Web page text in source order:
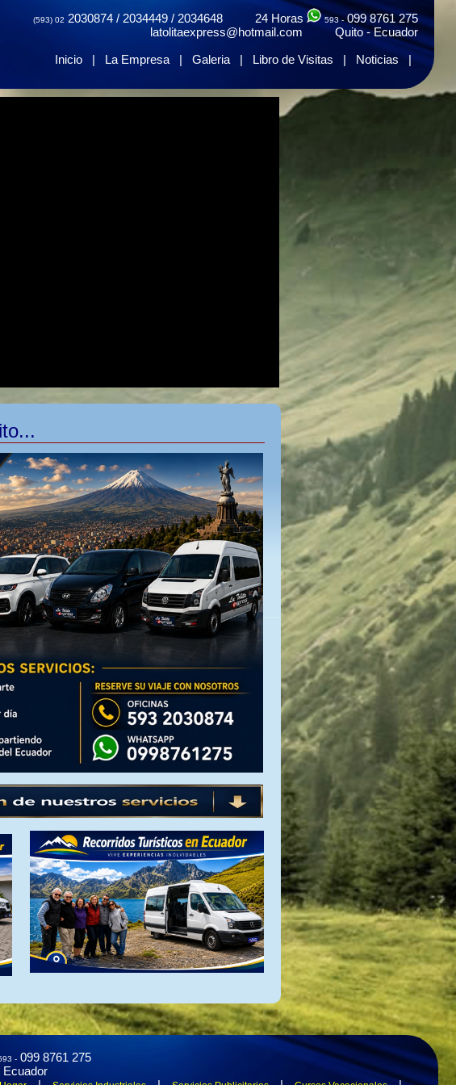
(593) 02 2030874 / 2034449 / 2034648 24 Horas 593 -099 8761 275
latolitaexpress@hotmail.com Quito - Ecuador
Inicio | La Empresa |Galeria | Libro de Visitas | Noticias |
- 099 8761 275